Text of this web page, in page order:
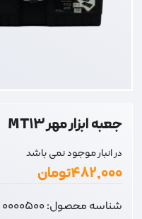
جعبه ابزار مهر MT13
در انبار موجود نمی باشد
۴۸۲,۰۰۰تومان
شناسه محصول:0000500